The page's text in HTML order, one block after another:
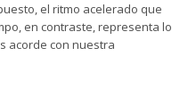
el ritmo acelerado que
en contraste, representa lo
acorde con nuestra